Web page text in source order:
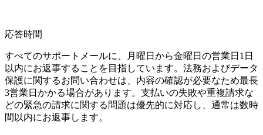
応答時間
すべてのサポートメールに、月曜日から金曜日の営業日1日
以内にお返事することを目指しています。法務およびデータ
保護に関するお問い合わせは、内容の確認が必要なため最長
3営業日かかる場合があります。支払いの失敗や重複請求な
どの緊急の請求に関する問題は優先的に対応し、通常は数時
間以内にお返事します。